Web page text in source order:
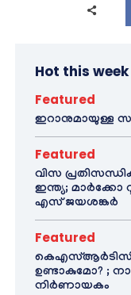
Hot this week
Featured
ഇറാനുമായുള്ള
Featured
വിസ
ഇന്ത്യ; മാർക്കോ
എസ് ജയശങ്കർ
Featured
ഉണ്ടാകുമോ? ;
നിർണായകം